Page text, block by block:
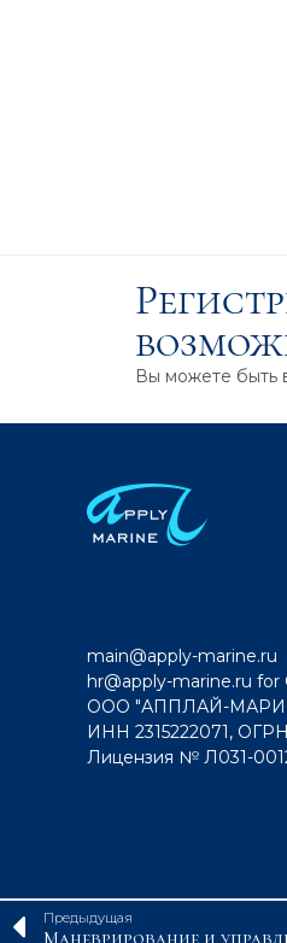
Предыдущая
Вы можете быть
main@apply-marine.ru
hr@apply-marine.ru for
ООО "АППЛАЙ-
ИНН 2315222071,
Лицензия № Л031-